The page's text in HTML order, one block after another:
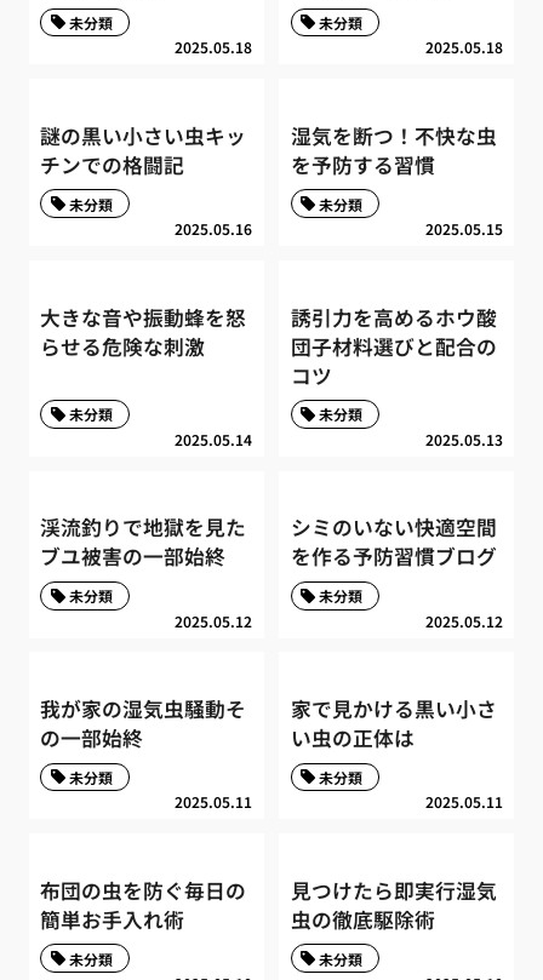
2025.05.18
未分類
2025.05.18
未分類
謎の黒い小さい虫キッ
チンでの格闘記
2025.05.16
未分類
湿気を断つ！不快な虫
を予防する習慣
2025.05.15
未分類
大きな音や振動蜂を怒
らせる危険な刺激
2025.05.14
未分類
誘引力を高めるホウ酸
団子材料選びと配合の
コツ
2025.05.13
未分類
渓流釣りで地獄を見た
ブユ被害の一部始終
2025.05.12
未分類
シミのいない快適空間
を作る予防習慣ブログ
2025.05.12
未分類
我が家の湿気虫騒動そ
の一部始終
2025.05.11
未分類
家で見かける黒い小さ
い虫の正体は
2025.05.11
未分類
布団の虫を防ぐ毎日の
簡単お手入れ術
未分類
見つけたら即実行湿気
虫の徹底駆除術
未分類